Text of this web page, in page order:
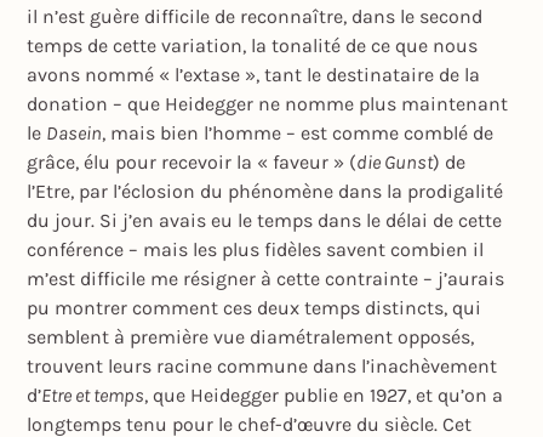
il n’est guère difficile de reconnaître, dans le second
temps de cette variation, la tonalité de ce que nous
avons nommé « l’extase », tant le destinataire de la
donation – que Heidegger ne nomme plus maintenant
le Dasein, mais bien l’homme – est comme comblé de
grâce, élu pour recevoir la « faveur » (die Gunst) de
l’Etre, par l’éclosion du phénomène dans la prodigalité
du jour. Si j’en avais eu le temps dans le délai de cette
conférence – mais les plus fidèles savent combien il
m’est difficile me résigner à cette contrainte – j’aurais
pu montrer comment ces deux temps distincts, qui
semblent à première vue diamétralement opposés,
trouvent leurs racine commune dans l’inachèvement
d’Etre et temps, que Heidegger publie en 1927, et qu’on a
longtemps tenu pour le chef-d’œuvre du siècle. Cet